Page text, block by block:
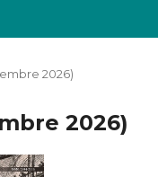
2026)
2026)